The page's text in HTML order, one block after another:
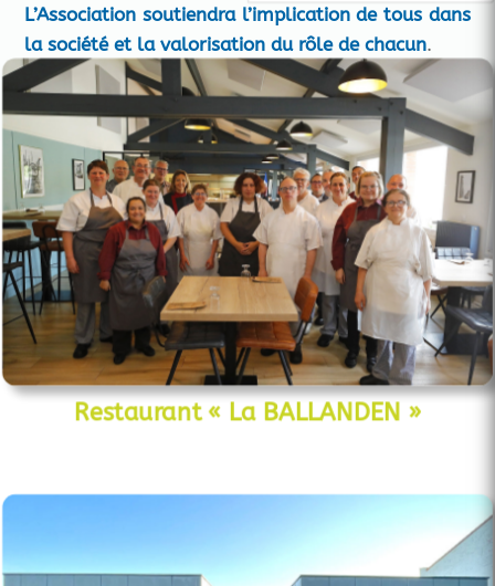
L’Association soutiendra l’implication de tous dans
la société et la valorisation du rôle de chacun.
Restaurant « La BALLANDEN »